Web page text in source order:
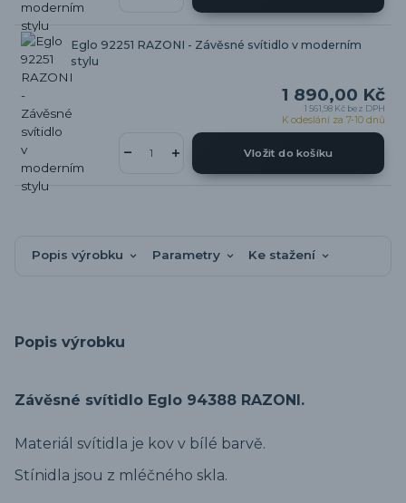
Eglo 92251 RAZONI - Závěsné svítidlo v moderním
stylu
1 890,00 Kč
1 561,98 Kč bez DPH
K odeslání za 7-10 dnů
Vložit do košíku
Popis výrobku Parametry Ke stažení
Popis výrobku
Závěsné svítidlo Eglo 94388 RAZONI.
Materiál svítidla je kov v bílé barvě.
Stínidla jsou z mléčného skla.